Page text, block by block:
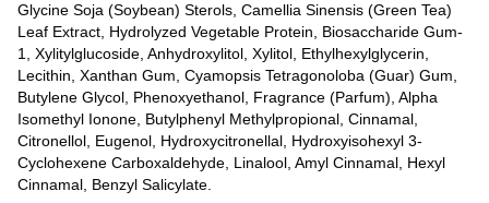
Glycine Soja (Soybean) Sterols, Camellia Sinensis (Green Tea)
Leaf Extract, Hydrolyzed Vegetable Protein, Biosaccharide Gum-
1, Xylitylglucoside, Anhydroxylitol, Xylitol, Ethylhexylglycerin,
Lecithin, Xanthan Gum, Cyamopsis Tetragonoloba (Guar) Gum,
Butylene Glycol, Phenoxyethanol, Fragrance (Parfum), Alpha
Isomethyl Ionone, Butylphenyl Methylpropional, Cinnamal,
Citronellol, Eugenol, Hydroxycitronellal, Hydroxyisohexyl 3-
Cyclohexene Carboxaldehyde, Linalool, Amyl Cinnamal, Hexyl
Cinnamal, Benzyl Salicylate.